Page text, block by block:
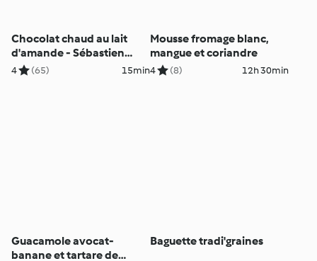
Chocolat chaud au lait
d'amande - Sébastien
Richard
4 (65) 15min
Mousse fromage blanc,
mangue et coriandre
4 (8) 12h 30min
Guacamole avocat-
banane et tartare de
Baguette tradi'graines